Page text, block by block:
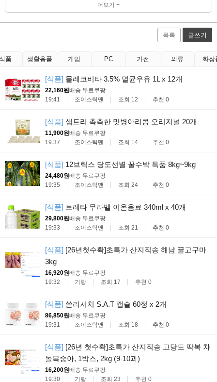
더보기 +
목록 글쓰기
품 생활용품 게임 PC 가전 의류 화장
[식품] 믈레코비타 3.5% 멸균우유 1L x 12개
22,160원배송 무료쿠팡
19:41
조이스틱맨 조회 12 추천 0
[식품] 샘트리 촉촉한 맛병아리콩 오리지널 20개
11,900원배송 무료쿠팡
19:37
조이스틱맨 조회 14 추천 0
[식품] 12브릭스 당도선별 꿀수박 특품 8kg~9kg
24,480원배송 무료쿠팡
19:35
조이스틱맨 조회 24 추천 0
[식품] 토레타 무라벨 이온음료 340ml x 40개
29,800원배송 무료쿠팡
19:33
조이스틱맨 조회 21 추천 0
[식품] [26년첫수확]초특가 산지직송 해남 꿀고구마
3kg
16,920원배송 무료쿠팡
19:32
기랑 조회 17 추천 0
[식품] 쏜리서치 S.A.T 캡슐 60정 x 2개
86,850원배송 무료쿠팡
19:31
조이스틱맨 조회 18 추천 0
[식품] [26년 첫수확]초특가 산지직송 고당도 딱복 차
돌복숭아, 1박스, 2kg (9-10과)
16,200원배송 무료쿠팡
19:30
기랑 조회 23 추천 0